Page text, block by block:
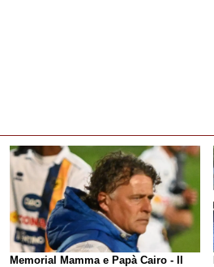
Memorial Mamma e Papà Cairo - Il